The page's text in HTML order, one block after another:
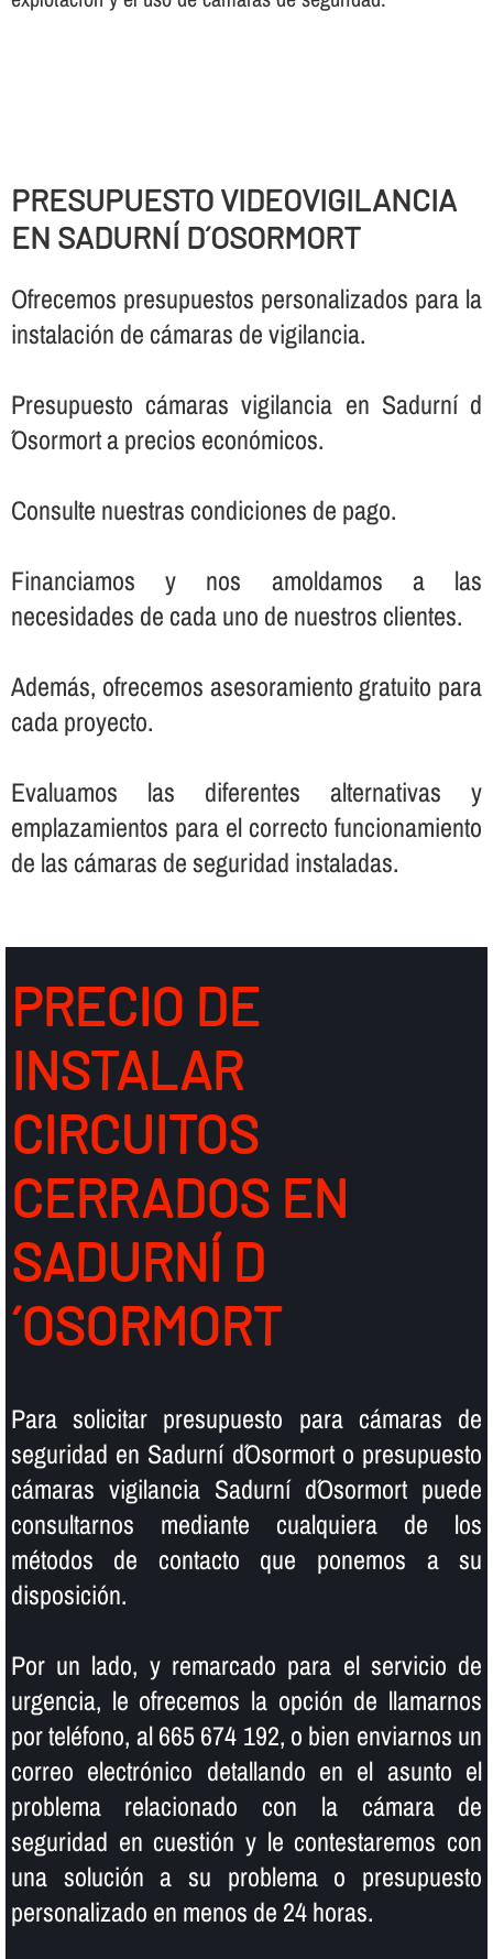
PRESUPUESTO VIDEOVIGILANCIA
EN SADURNÍ D´OSORMORT
Ofrecemos presupuestos personalizados para la
instalación de cámaras de vigilancia.
Presupuesto cámaras vigilancia en Sadurní d
´Osormort a precios económicos.
Consulte nuestras condiciones de pago.
Financiamos y nos amoldamos a las
necesidades de cada uno de nuestros clientes.
Además, ofrecemos asesoramiento gratuito para
cada proyecto.
Evaluamos las diferentes alternativas y
emplazamientos para el correcto funcionamiento
de las cámaras de seguridad instaladas.
PRECIO DE
INSTALAR
CIRCUITOS
CERRADOS EN
SADURNÍ D
´OSORMORT
Para solicitar presupuesto para cámaras de
seguridad en Sadurní d´Osormort o presupuesto
cámaras vigilancia Sadurní d´Osormort puede
consultarnos mediante cualquiera de los
métodos de contacto que ponemos a su
disposición.
Por un lado, y remarcado para el servicio de
urgencia, le ofrecemos la opción de llamarnos
por teléfono, al 665 674 192, o bien enviarnos un
correo electrónico detallando en el asunto el
problema relacionado con la cámara de
seguridad en cuestión y le contestaremos con
una solución a su problema o presupuesto
personalizado en menos de 24 horas.